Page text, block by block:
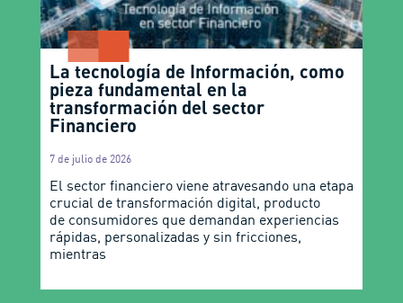
La tecnología de Información, como
pieza fundamental en la
transformación del sector
Financiero
7 de julio de 2026
El sector financiero viene atravesando una etapa
crucial de transformación digital, producto
de consumidores que demandan experiencias
rápidas, personalizadas y sin fricciones,
mientras